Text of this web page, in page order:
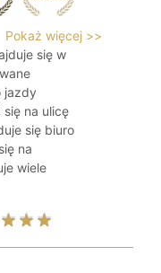
Pokaż więcej >>
się w
jazdy
na ulicę
się biuro
na
wiele